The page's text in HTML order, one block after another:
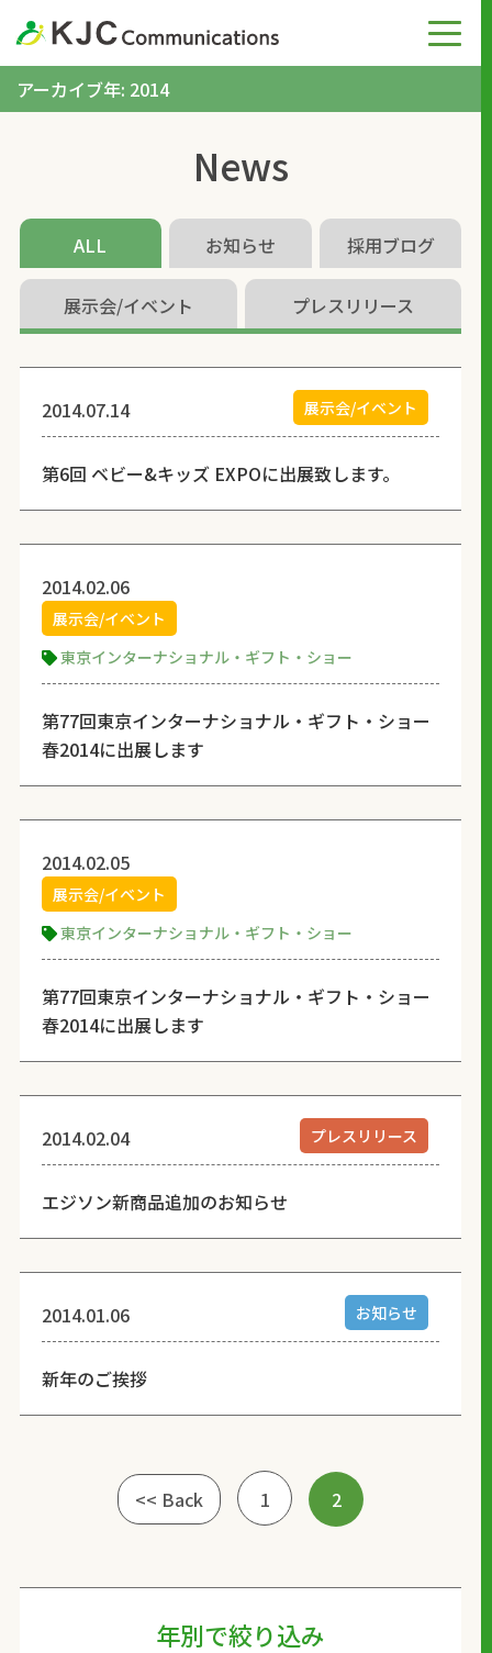
アーカイブ年: 2014
News
ALL お知らせ 採用ブログ
展示会/イベント プレスリリース
2014.07.14 展示会/イベント
第6回 ベビー&キッズ EXPOに出展致します。
2014.02.06
展示会/イベント
東京インターナショナル・ギフト・ショー
第77回東京インターナショナル・ギフト・ショー
春2014に出展します
2014.02.05
展示会/イベント
東京インターナショナル・ギフト・ショー
第77回東京インターナショナル・ギフト・ショー
春2014に出展します
2014.02.04 プレスリリース
エジソン新商品追加のお知らせ
2014.01.06 お知らせ
新年のご挨拶
<< Back 1 2
年別で絞り込み